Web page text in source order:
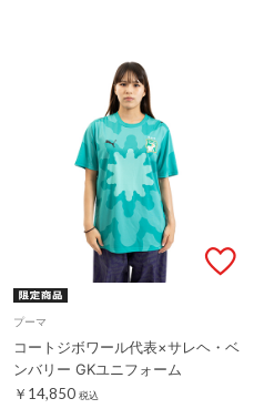
プーマ
コートジボワール代表×サレヘ・ベ
ンバリー GKユニフォーム
￥14,850 税込